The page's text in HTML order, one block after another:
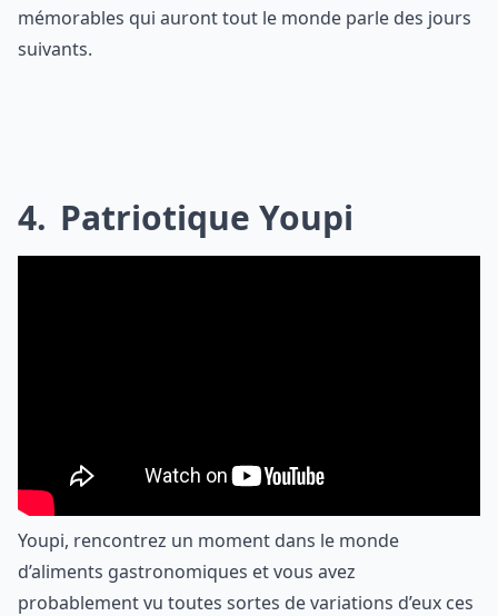
mémorables qui auront tout le monde parle des jours
suivants.
4 Patriotique Youpi
Youpi, rencontrez un moment dans le monde
d’aliments gastronomiques et vous avez
probablement vu toutes sortes de variations d’eux ces